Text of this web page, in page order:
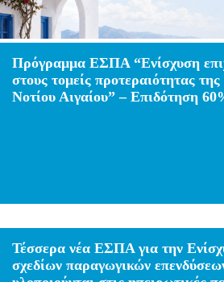
Πρόγραμμα ΕΣΠΑ “Ενίσχυση
στους τομείς προτεραιότητας
Νοτίου Αιγαίου” – Επιδότηση
Τέσσερα νέα ΕΣΠΑ για την
σχεδίων παραγωγικών